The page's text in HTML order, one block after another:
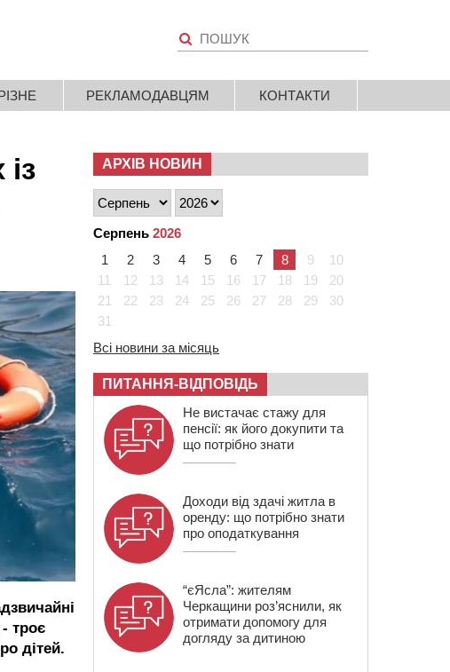
РЕКЛАМОДАВЦЯМ КОНТАКТИ
троє
дітей.
АРХІВ НОВИН
Серпень 2026
1
2 3 4 5 6 7 8 9
10
11
12 13 14 15 16 17 18 19
20
21
22 23 24 25 26 27 28 29
30
31
Всі новини за місяць
ПИТАННЯ-ВІДПОВІДЬ
Не вистачає стажу для
пенсії: як його докупити та
що потрібно знати
Доходи від здачі житла в
оренду: що потрібно знати
про оподаткування
“єЯсла”: жителям
Черкащини роз’яснили, як
отримати допомогу для
догляду за дитиною